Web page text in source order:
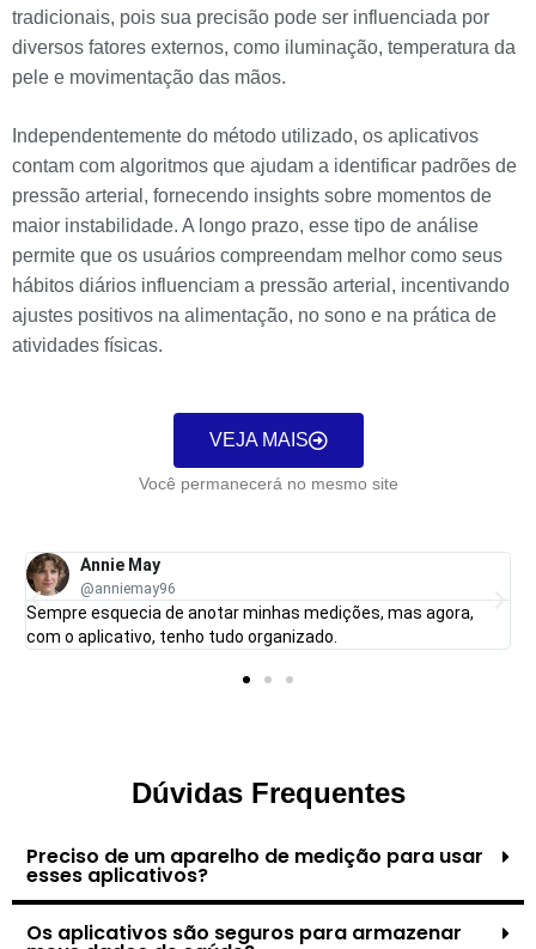
tradicionais, pois sua precisão pode ser influenciada por
diversos fatores externos, como iluminação, temperatura da
pele e movimentação das mãos.
Independentemente do método utilizado, os aplicativos
contam com algoritmos que ajudam a identificar padrões de
pressão arterial, fornecendo insights sobre momentos de
maior instabilidade. A longo prazo, esse tipo de análise
permite que os usuários compreendam melhor como seus
hábitos diários influenciam a pressão arterial, incentivando
ajustes positivos na alimentação, no sono e na prática de
atividades físicas.
VEJA MAIS
Você permanecerá no mesmo site
Annie May
@anniemay96
Sempre esquecia de anotar minhas medições, mas agora,
com o aplicativo, tenho tudo organizado.
Dúvidas Frequentes
Preciso de um aparelho de medição para usar
esses aplicativos?
Os aplicativos são seguros para armazenar